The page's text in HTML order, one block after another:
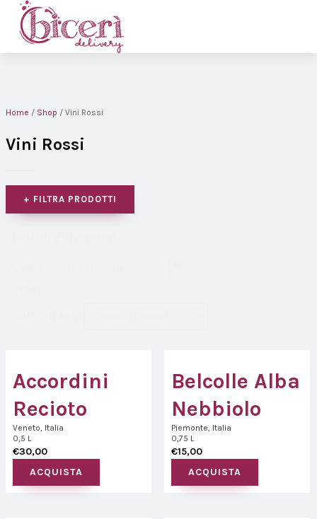
Home / Shop / Vini Rossi
Vini Rossi
+ FILTRA PRODOTTI
Accordini
Recioto
Veneto, Italia
0,5 L
€30,00
ACQUISTA
Belcolle Alba
Nebbiolo
Piemonte, Italia
0,75 L
€15,00
ACQUISTA